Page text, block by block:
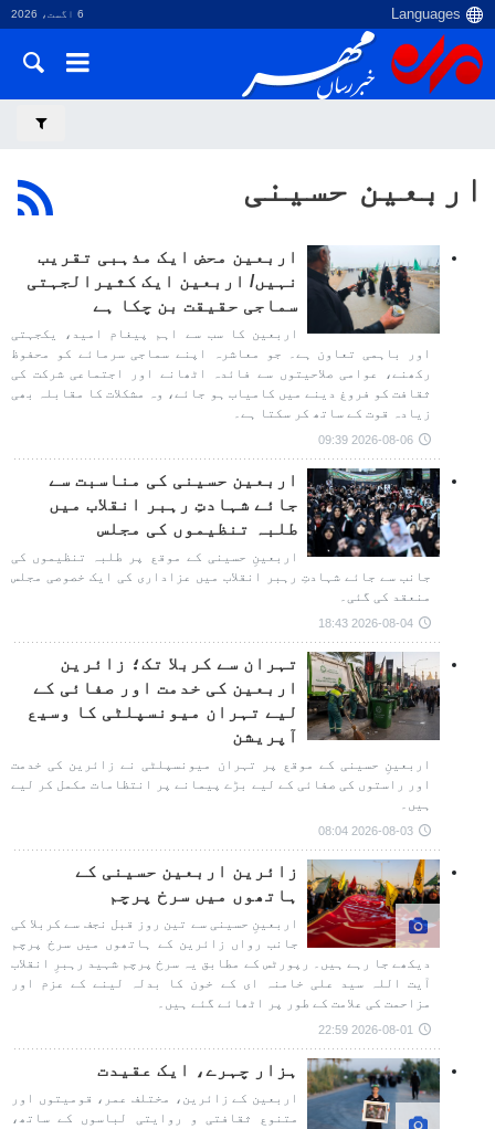
6 اگست، 2026
اربعین حسینی
اربعین محض ایک مذہبی تقریب
نہیں/ اربعین ایک کثیرالجہتی
سماجی حقیقت بن چکا ہے
اربعین کا سب سے اہم پیغام امید، یکجہتی
اور باہمی تعاون ہے۔ جو معاشرہ اپنے سماجی سرمائے کو محفوظ
رکھنے، عوامی صلاحیتوں سے فائدہ اٹھانے اور اجتماعی شرکت کی
ثقافت کو فروغ دینے میں کامیاب ہو جائے، وہ مشکلات کا مقابلہ بھی
زیادہ قوت کے ساتھ کر سکتا ہے۔
2026-08-06 09:39
اربعین حسینی کی مناسبت سے
جائے شہادتِ رہبر انقلاب میں
طلبہ تنظیموں کی مجلس
اربعینِ حسینی کے موقع پر طلبہ تنظیموں کی
جانب سے جائے شہادتِ رہبر انقلاب میں عزاداری کی ایک خصوصی مجلس
منعقد کی گئی۔
2026-08-04 18:43
تہران سے کربلا تک؛ زائرین
اربعین کی خدمت اور صفائی کے
لیے تہران میونسپلٹی کا وسیع
آپریشن
اربعینِ حسینی کے موقع پر تہران میونسپلٹی نے زائرین کی خدمت
اور راستوں کی صفائی کے لیے بڑے پیمانے پر انتظامات مکمل کر لیے
ہیں۔
2026-08-03 08:04
زائرین اربعین حسینی کے
ہاتھوں میں سرخ پرچم
اربعینِ حسینی سے تین روز قبل نجف سے کربلا کی
جانب رواں زائرین کے ہاتھوں میں سرخ پرچم
دیکھے جا رہے ہیں۔ رپورٹس کے مطابق یہ سرخ پرچم شہید رہبرِ انقلاب
آیت اللہ سید علی خامنہ ای کے خون کا بدلہ لینے کے عزم اور
مزاحمت کی علامت کے طور پر اٹھائے گئے ہیں۔
2026-08-01 22:59
ہزار چہرے، ایک عقیدت
اربعین کے زائرین، مختلف عمر، قومیتوں اور
متنوع ثقافتی و روایتی لباسوں کے ساتھ،